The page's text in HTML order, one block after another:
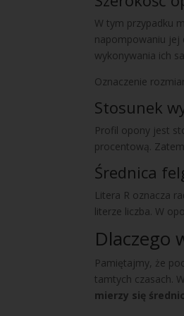
W tym przypadku
napompowaniu jej
wykonywania ich
Oznaczenie
Stosunek
Profil opony jest
procentową.
Średnica
Litera R oznacza
literze liczba. W
Dlaczego
Pamiętajmy, że
tamtych czasach.
mierzy się